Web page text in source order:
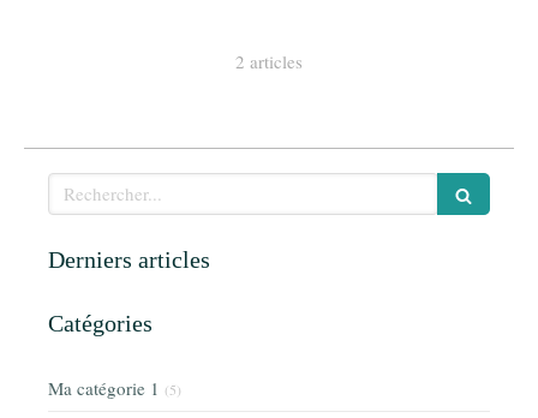
2 articles
Rechercher
Derniers articles
Catégories
Ma catégorie 1 (5)